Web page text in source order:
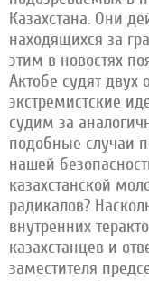
Казахстана. Они
находящихся за
этим в новостях
Актобе судят двух
экстремистские
судим за
подобные случаи
нашей
казахстанской
радикалов?
внутренних
казахстанцев и
заместителя